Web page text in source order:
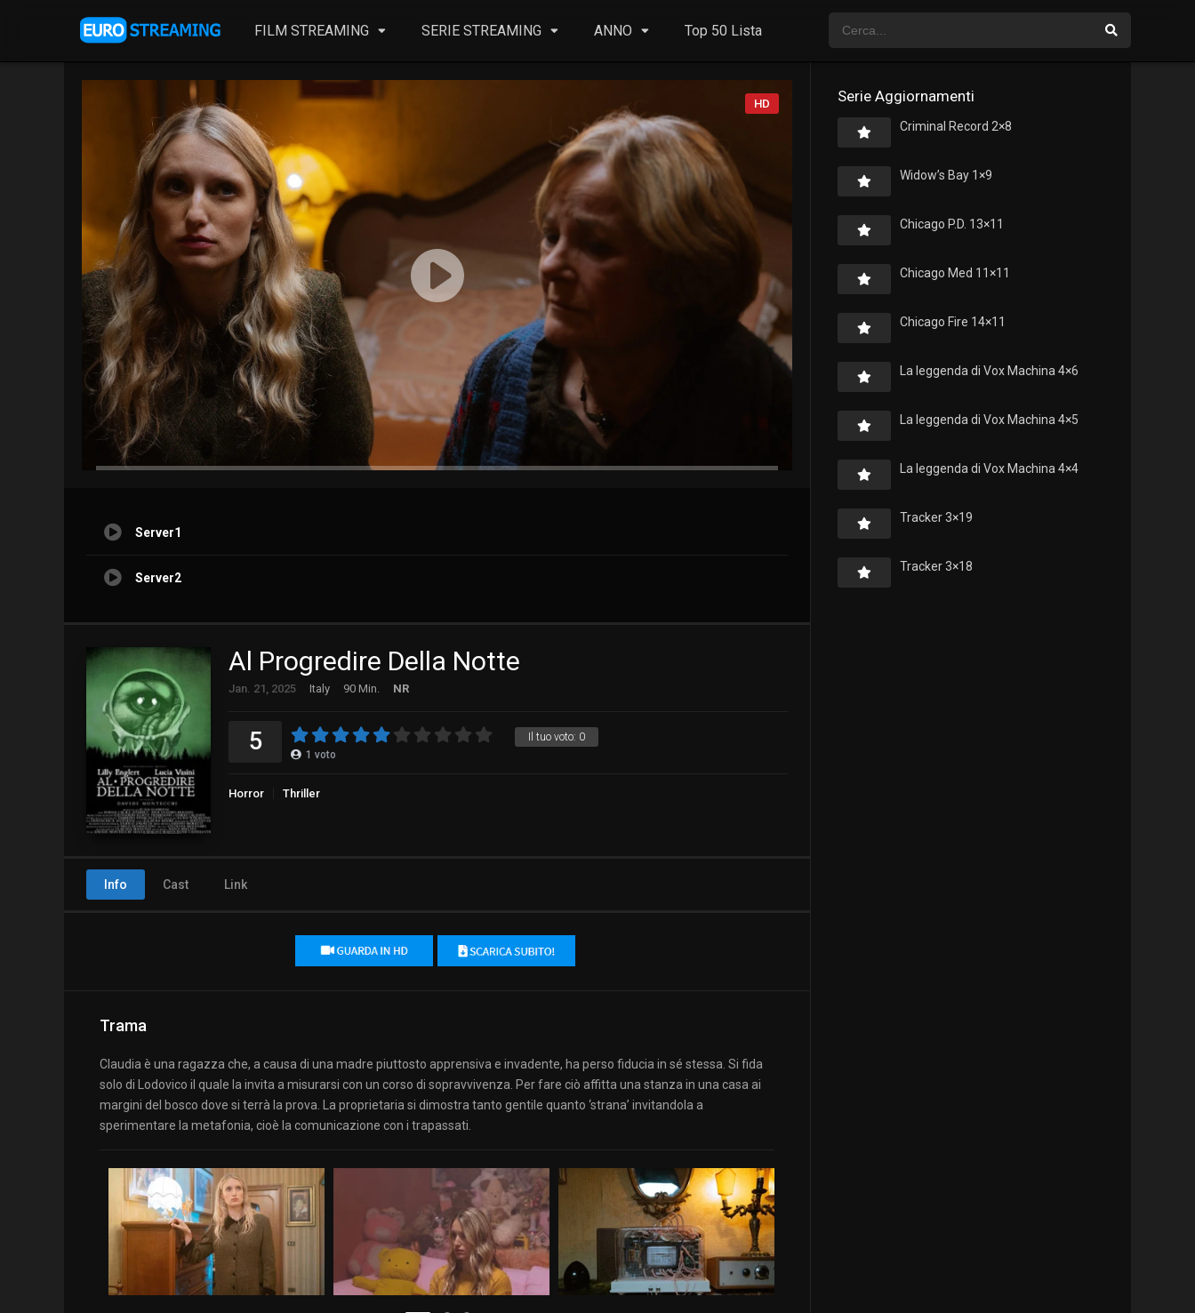
FILM STREAMING SERIE STREAMING ANNO Top 50 Lista
HD
Server1
Server2
Al Progredire Della Notte
Jan. 21, 2025 Italy 90 Min. NR
Il tuo voto: 0
5 1 voto
Horror Thriller
Info Cast Link
Trama
Claudia è una ragazza che, a causa di una madre piuttosto apprensiva e invadente, ha perso fiducia in sé stessa. Si fida
solo di Lodovico il quale la invita a misurarsi con un corso di sopravvivenza. Per fare ciò affitta una stanza in una casa ai
margini del bosco dove si terrà la prova. La proprietaria si dimostra tanto gentile quanto ‘strana’ invitandola a
sperimentare la metafonia, cioè la comunicazione con i trapassati.
Serie Aggiornamenti
Criminal Record 2×8
Widow’s Bay 1×9
Chicago P.D. 13×11
Chicago Med 11×11
Chicago Fire 14×11
La leggenda di Vox Machina 4×6
La leggenda di Vox Machina 4×5
La leggenda di Vox Machina 4×4
Tracker 3×19
Tracker 3×18